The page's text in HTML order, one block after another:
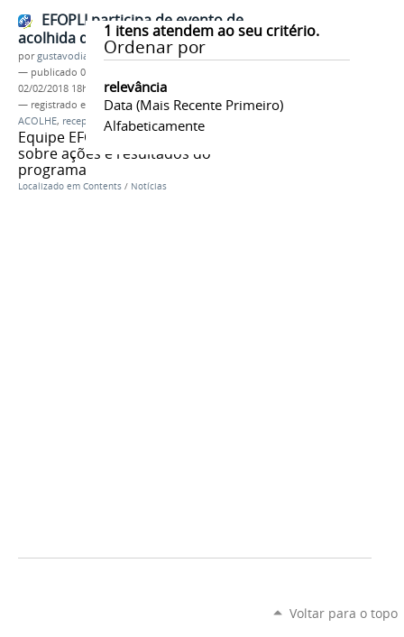
1 itens atendem ao seu critério.
Ordenar por
relevância
Data (mais Recente Primeiro)
Alfabeticamente
EFOPLI participa de evento de
acolhida de feras no CCHLA/UFPB
porgustavodias
— publicado 02/02/2018
02/02/2018 18h22
— registrado em:
EFOPLI ,EFOPLI @,UFPB,CCHLA
ACOLHE, recepção dos feras
Equipe EFOPLI apresenta pôster
sobre ações e resultados do
programa
Localizado em Contents / Notícias
Voltar para o topo